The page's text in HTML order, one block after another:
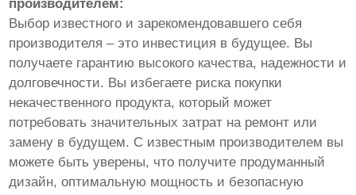
производителем:
Выбор известного и зарекомендовавшего себя
производителя – это инвестиция в будущее. Вы
получаете гарантию высокого качества, надежности и
долговечности. Вы избегаете риска покупки
некачественного продукта, который может
потребовать значительных затрат на ремонт или
замену в будущем. С известным производителем вы
можете быть уверены, что получите продуманный
дизайн, оптимальную мощность и безопасную